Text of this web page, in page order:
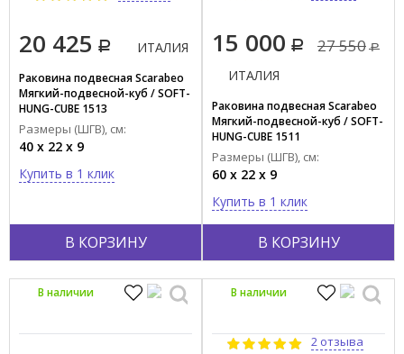
20 425
В КОРЗИНУ
ИТАЛИЯ
Раковина подвесная Scarabeo
Мягкий-подвесной-куб / SOFT-
HUNG-CUBE 1513
Размеры (ШГВ), см:
40 x 22 x 9
Купить в 1 клик
15 000 27 550
В КОРЗИНУ
ИТАЛИЯ
Раковина подвесная Scarabeo
Мягкий-подвесной-куб / SOFT-
HUNG-CUBE 1511
Размеры (ШГВ), см:
60 x 22 x 9
Купить в 1 клик
В наличии
2 отзыва
В наличии